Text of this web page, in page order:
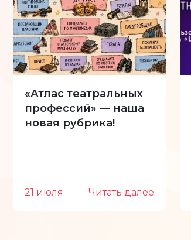
«Атлас театральных
профессий» — наша
новая рубрика!
21 июля Читать далее